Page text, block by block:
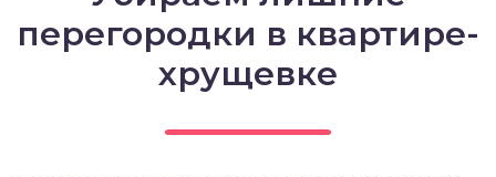
перегородки в квартире-
хрущевке